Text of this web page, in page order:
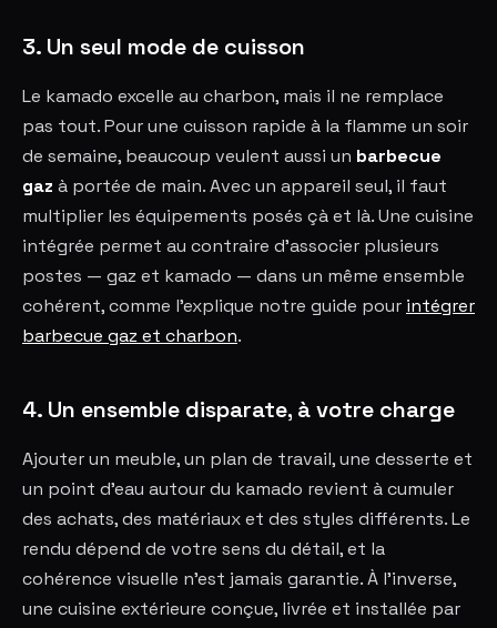
3. Un seul mode de cuisson
Le kamado excelle au charbon, mais il ne remplace
pas tout. Pour une cuisson rapide à la flamme un soir
de semaine, beaucoup veulent aussi un barbecue
gaz à portée de main. Avec un appareil seul, il faut
multiplier les équipements posés çà et là. Une cuisine
intégrée permet au contraire d'associer plusieurs
postes — gaz et kamado — dans un même ensemble
cohérent, comme l'explique notre guide pour intégrer
barbecue gaz et charbon.
4. Un ensemble disparate, à votre charge
Ajouter un meuble, un plan de travail, une desserte et
un point d'eau autour du kamado revient à cumuler
des achats, des matériaux et des styles différents. Le
rendu dépend de votre sens du détail, et la
cohérence visuelle n'est jamais garantie. À l'inverse,
une cuisine extérieure conçue, livrée et installée par